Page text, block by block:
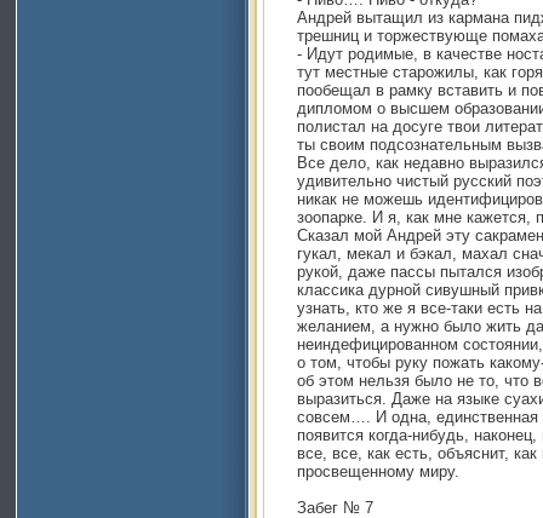
Андрей вытащил из кармана
трешниц и торжествующе
- Идут родимые, в качестве
тут местные старожилы, как
пообещал в рамку вставить и
дипломом о высшем
полистал на досуге твои
ты своим подсознательным
Все дело, как недавно
удивительно чистый русский
никак не можешь
зоопарке. И я, как мне кажется,
Сказал мой Андрей эту
гукал, мекал и бэкал, махал
рукой, даже пассы пытался
классика дурной сивушный
узнать, кто же я все-таки есть
желанием, а нужно было жить
неиндефицированном
о том, чтобы руку пожать
об этом нельзя было не то, что
выразиться. Даже на языке
совсем…. И одна,
появится когда-нибудь,
все, все, как есть, объяснит,
просвещенному миру.
Забег № 7